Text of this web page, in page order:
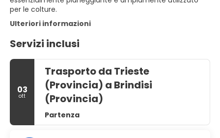
per le colture.
Ulteriori informazioni
Servizi inclusi
03
ott
Trasporto da Trieste
(Provincia) a Brindisi
(Provincia)
Partenza